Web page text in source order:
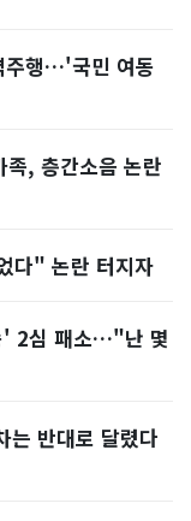
주행…'국민 여동
, 층간소음 논란
다" 논란 터지자
' 2심 패소…"난 몇
반대로 달렸다